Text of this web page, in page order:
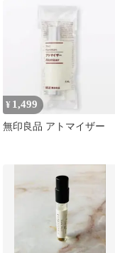
¥ 1,499
無印良品 アトマイザー